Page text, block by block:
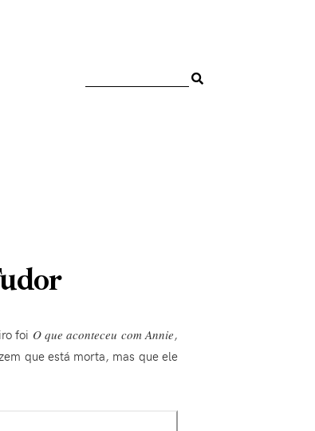
foi O que aconteceu com Annie,
que está morta, mas que ele